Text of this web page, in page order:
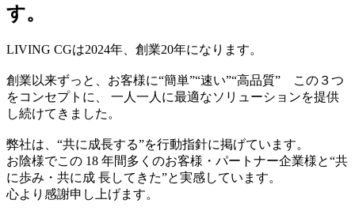
す。
LIVING CGは2024年、創業20年になります。
創業以来ずっと、お客様に“簡単”“速い”“高品質” この３つ
をコンセプトに、 一人一人に最適なソリューションを提供
し続けてきました。
弊社は、“共に成長する”を行動指針に掲げています。
お陰様でこの 18 年間多くのお客様・パートナー企業様と“共
に歩み・共に成 長してきた”と実感しています。
心より感謝申し上げます。